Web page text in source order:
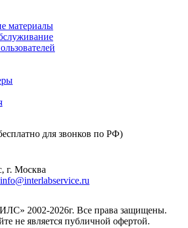
материалы
для звонков по РФ)
г. Москва
info@interlabservice.ru
2002-2026г. Все права защищены.
не является публичной офертой.